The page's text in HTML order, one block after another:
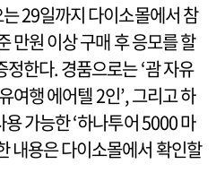
29일까지 다이소몰에서 참
만원 이상 구매 후 응모를 할
한다. 경품으로는 ‘괌 자유
여행 에어텔 2인’, 그리고 하
가능한 ‘하나투어 5000 마
내용은 다이소몰에서 확인할